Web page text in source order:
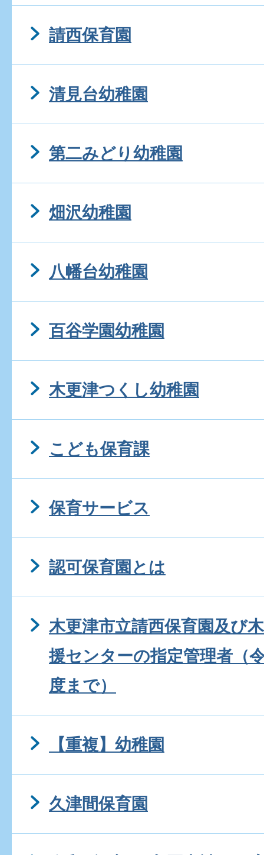
請西保育園
清見台幼稚園
第二みどり幼稚園
畑沢幼稚園
八幡台幼稚園
百谷学園幼稚園
木更津つくし幼稚園
こども保育課
保育サービス
認可保育園とは
木更津市立請西保育園及び
援センターの指定管理者（
度まで）
【重複】幼稚園
久津間保育園